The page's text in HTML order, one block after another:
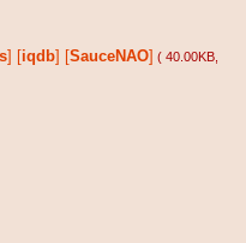
iqdb SauceNAO ( 40.00KB